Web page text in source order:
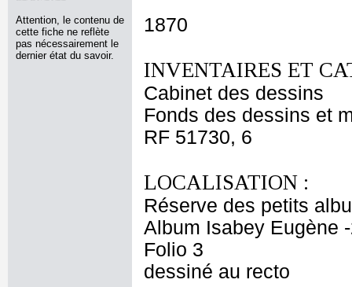
Attention, le contenu de
cette fiche ne reflète
pas nécessairement le
dernier état du savoir.
1870
INVENTAIRES ET
Cabinet des dessins
Fonds des dessins et
RF 51730, 6
LOCALISATION :
Réserve des petits
Album Isabey Eugène
Folio 3
dessiné au recto